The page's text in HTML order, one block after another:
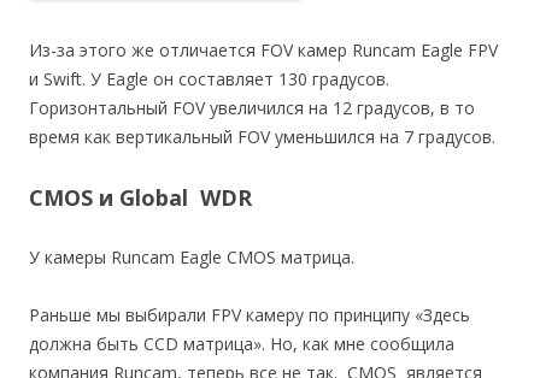
Из-за этого же отличается FOV камер Runcam Eagle FPV
и Swift. У Eagle он составляет 130 градусов.
Горизонтальный FOV увеличился на 12 градусов, в то
время как вертикальный FOV уменьшился на 7 градусов.
CMOS и Global WDR
У камеры Runcam Eagle CMOS матрица.
Раньше мы выбирали FPV камеру по принципу «Здесь
должна быть CCD матрица». Но, как мне сообщила
компания Runcam, теперь все не так. CMOS является